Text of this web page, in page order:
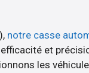
notre casse
et
les